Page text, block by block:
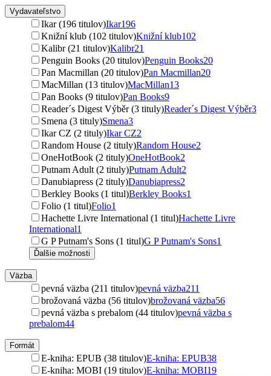
Vydavateľstvo
Ikar (196 titulov)Ikar196
Knižní klub (102 titulov)Knižní klub102
Kalibr (21 titulov)Kalibr21
Penguin Books (20 titulov)Penguin Books20
Pan Macmillan (20 titulov)Pan Macmillan20
MacMillan (13 titulov)MacMillan13
Pan Books (9 titulov)Pan Books9
Reader´s Digest Výběr (3 tituly)Reader´s Digest Výběr3
Smena (3 tituly)Smena3
Ikar CZ (2 tituly)Ikar CZ2
Random House (2 tituly)Random House2
OneHotBook (2 tituly)OneHotBook2
Putnam Adult (2 tituly)Putnam Adult2
Danubiapress (2 tituly)Danubiapress2
Berkley Books (1 titul)Berkley Books1
Folio (1 titul)Folio1
Hachette Livre International (1 titul)Hachette Livre
International1
G P Putnam's Sons (1 titul)G P Putnam's Sons1
Ďalšie možnosti
Väzba
pevná väzba (211 titulov)pevná väzba211
brožovaná väzba (56 titulov)brožovaná väzba56
pevná väzba s prebalom (44 titulov)pevná väzba s
prebalom44
Formát
E-kniha: EPUB (38 titulov)E-kniha: EPUB38
E-kniha: MOBI (19 titulov)E-kniha: MOBI19